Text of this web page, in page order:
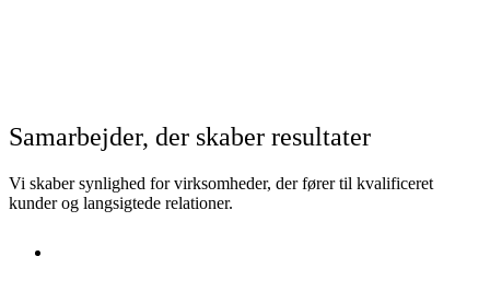
Samarbejder, der skaber resultater
Vi skaber synlighed for virksomheder, der fører til kvalificeret
kunder og langsigtede relationer.